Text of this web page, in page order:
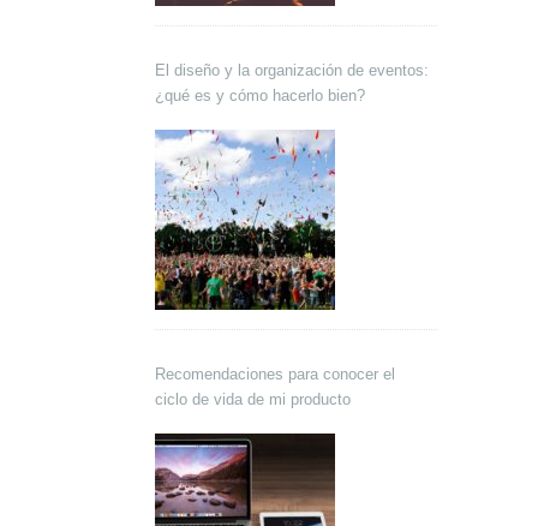
El diseño y la organización de eventos:
¿qué es y cómo hacerlo bien?
Recomendaciones para conocer el
ciclo de vida de mi producto